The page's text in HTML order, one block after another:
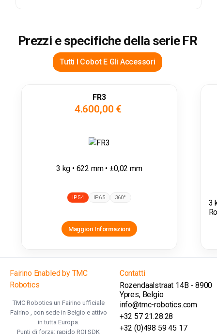
Prezzi e specifiche della serie FR
Tutti I Cobot E Gli Accessori
FR3
4.600,00 €
3 kg • 622 mm • ±0,02 mm
IP54 IP65 360°
Maggiori Informazioni
3
Fairino Enabled by TMC
Robotics
TMC Robotics un Fairino ufficiale
Fairino , con sede in Belgio e attivo
in tutta Europa.
Punti di forza: rapido ROI SDK
Contatti
Rozendaalstraat 14B - 8900
Ypres, Belgio
info@tmc-robotics.com
+32 57 21.28.28
+32 (0)498 59 45 17